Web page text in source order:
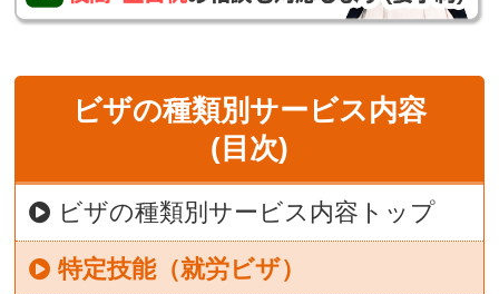
ビザの種類別サービス内容
(目次)
ビザの種類別サービス内容トップ
特定技能（就労ビザ）